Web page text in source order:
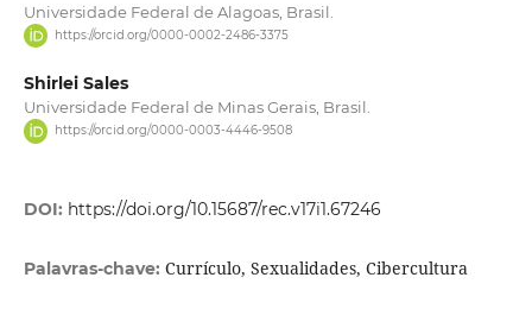
Universidade Federal de Alagoas, Brasil.
https://orcid.org/0000-0002-2486-3375
Shirlei Sales
Universidade Federal de Minas Gerais, Brasil.
https://orcid.org/0000-0003-4446-9508
DOI: https://doi.org/10.15687/rec.v17i1.67246
Palavras-chave: Currículo, Sexualidades, Cibercultura